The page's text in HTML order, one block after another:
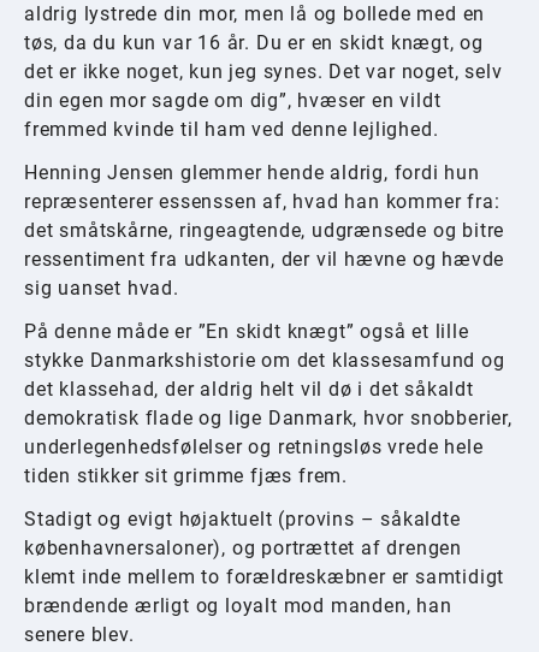
aldrig lystrede din mor, men lå og bollede med en
tøs, da du kun var 16 år. Du er en skidt knægt, og
det er ikke noget, kun jeg synes. Det var noget, selv
din egen mor sagde om dig”, hvæser en vildt
fremmed kvinde til ham ved denne lejlighed.
Henning Jensen glemmer hende aldrig, fordi hun
repræsenterer essenssen af, hvad han kommer fra:
det småtskårne, ringeagtende, udgrænsede og bitre
ressentiment fra udkanten, der vil hævne og hævde
sig uanset hvad.
På denne måde er ”En skidt knægt” også et lille
stykke Danmarkshistorie om det klassesamfund og
det klassehad, der aldrig helt vil dø i det såkaldt
demokratisk flade og lige Danmark, hvor snobberier,
underlegenhedsfølelser og retningsløs vrede hele
tiden stikker sit grimme fjæs frem.
Stadigt og evigt højaktuelt (provins – såkaldte
københavnersaloner), og portrættet af drengen
klemt inde mellem to forældreskæbner er samtidigt
brændende ærligt og loyalt mod manden, han
senere blev.